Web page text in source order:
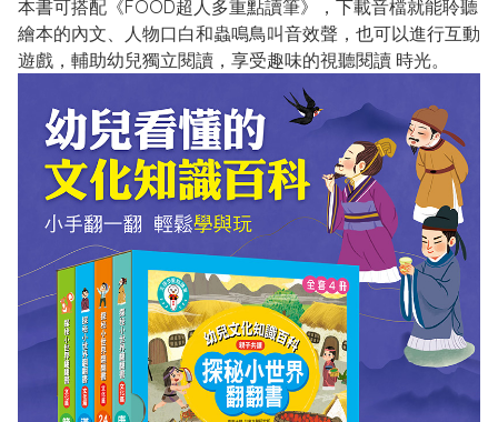
本書可搭配《FOOD超人多重點讀筆》，下載音檔就能聆聽
繪本的內文、人物口白和蟲鳴鳥叫音效聲，也可以進行互動
遊戲，輔助幼兒獨立閱讀，享受趣味的視聽閱讀 時光。